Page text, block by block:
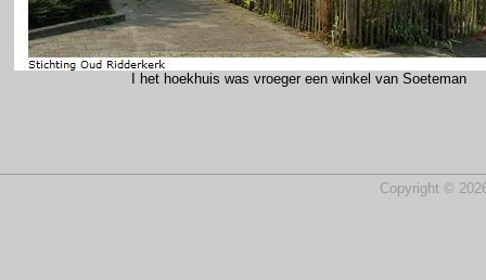
I het hoekhuis was vroeger een winkel van Soeteman
Copyright ©